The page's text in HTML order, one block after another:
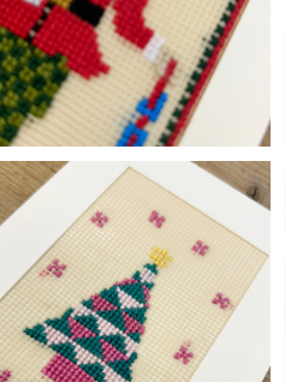
¥1,000
ツリー（クリスマスカード）
¥1,000